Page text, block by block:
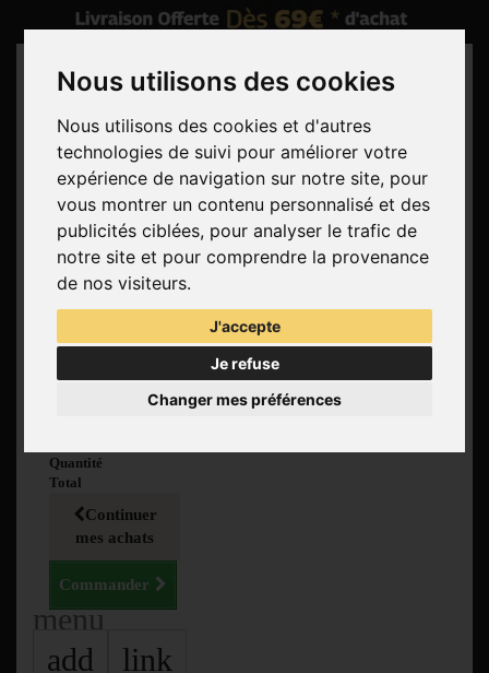
Nous utilisons des cookies
Nous utilisons des cookies et d'autres
technologies de suivi pour améliorer votre
expérience de navigation sur notre site, pour
vous montrer un contenu personnalisé et des
publicités ciblées, pour analyser le trafic de
notre site et pour comprendre la provenance
de nos visiteurs.
J'accepte
Je refuse
Changer mes préférences
Rechercher
Panier(vide)
Aucun produit
Livraison gratuite !
Livraison
Quantité
Total
Continuer
mes achats
Commander
menu
add
link